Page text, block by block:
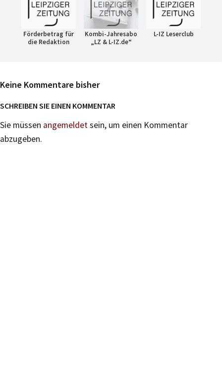
Förderbetrag für
die Redaktion
Kombi-Jahresabo
„LZ & L-IZ.de“
L-IZ Leserclub
Keine Kommentare bisher
SCHREIBEN SIE EINEN KOMMENTAR
Sie müssen angemeldetsein, um einen Kommentar
abzugeben.